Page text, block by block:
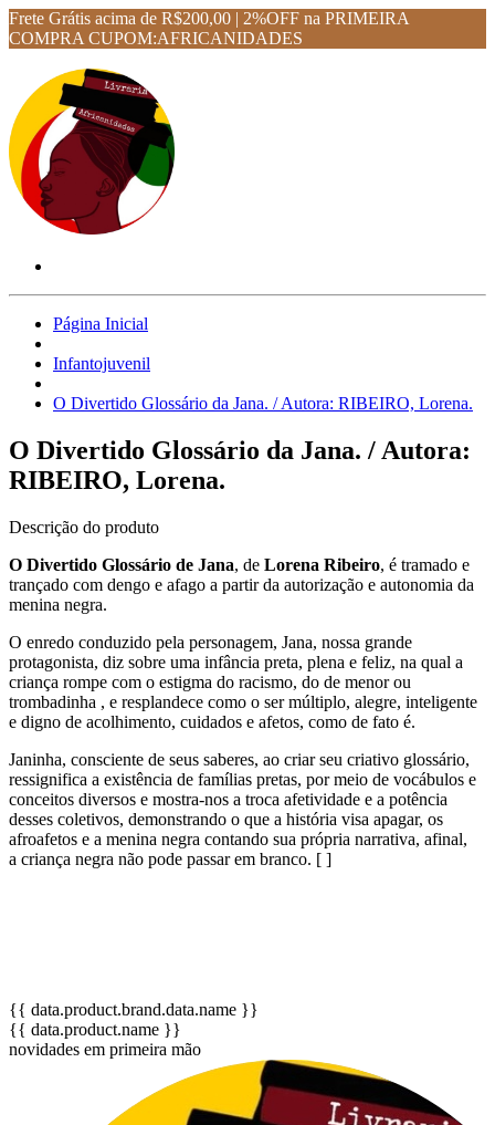
Frete Grátis acima de R$200,00 | 2%OFF na PRIMEIRA
COMPRA CUPOM:AFRICANIDADES
Página Inicial
Infantojuvenil
O Divertido Glossário da Jana. / Autora: RIBEIRO, Lorena.
O Divertido Glossário da Jana. / Autora:
RIBEIRO, Lorena.
Descrição do produto
O Divertido Glossário de Jana, de Lorena Ribeiro, é tramado e
trançado com dengo e afago a partir da autorização e autonomia da
menina negra.
O enredo conduzido pela personagem, Jana, nossa grande
protagonista, diz sobre uma infância preta, plena e feliz, na qual a
criança rompe com o estigma do racismo, do de menor ou
trombadinha , e resplandece como o ser múltiplo, alegre, inteligente
e digno de acolhimento, cuidados e afetos, como de fato é.
Janinha, consciente de seus saberes, ao criar seu criativo glossário,
ressignifica a existência de famílias pretas, por meio de vocábulos e
conceitos diversos e mostra-nos a troca afetividade e a potência
desses coletivos, demonstrando o que a história visa apagar, os
afroafetos e a menina negra contando sua própria narrativa, afinal,
a criança negra não pode passar em branco. [ ]
{{ data.product.brand.data.name }}
{{ data.product.name }}
novidades em primeira mão